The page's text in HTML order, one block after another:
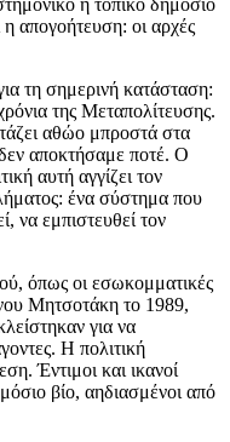
απογοήτευση: οι αρχές
τη σημερινή κατάσταση:
της Μεταπολίτευσης.
αθώο μπροστά στα
αποκτήσαμε ποτέ. Ο
αυτή αγγίζει τον
ένα σύστημα που
να εμπιστευθεί τον
όπως οι εσωκομματικές
Μητσοτάκη το 1989,
για να
Η πολιτική
Έντιμοι και ικανοί
βίο, αηδιασμένοι από